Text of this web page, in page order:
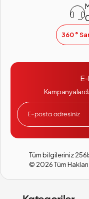
360 °
Tüm bilgileriniz
© 2026Tüm Hakları